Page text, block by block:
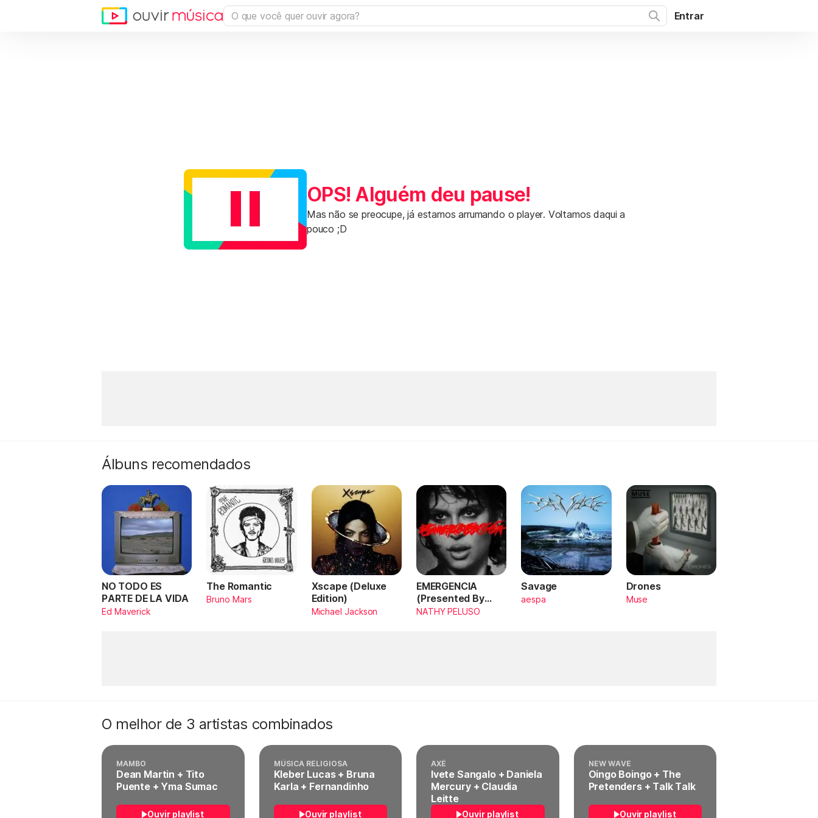
Entrar
OPS! Alguém deu pause!
Mas não se preocupe, já estamos arrumando o player. Voltamos daqui a
pouco ;D
Álbuns recomendados
NO TODO ES
PARTE DE LA VIDA
Ed Maverick
The Romantic
Bruno Mars
Xscape (Deluxe
Edition)
Michael Jackson
EMERGENCIA
(Presented By
PlayStation,
NATHY PELUSO
Savage
aespa
Drones
Muse
O melhor de 3 artistas combinados
MAMBO
Dean Martin + Tito
Puente + Yma Sumac
Ouvir playlist
MÚSICA RELIGIOSA
Kleber Lucas + Bruna
Karla + Fernandinho
Ouvir playlist
AXÉ
Ivete Sangalo + Daniela
Mercury + Claudia
Leitte
Ouvir playlist
NEW WAVE
Oingo Boingo + The
Pretenders + Talk Talk
Ouvir playlist